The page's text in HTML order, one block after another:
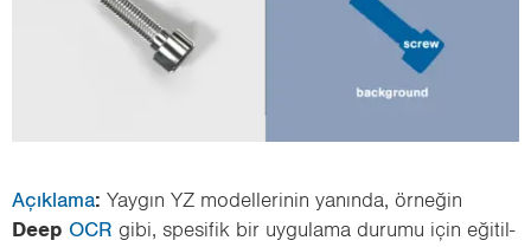
Açık­la­ma: Yay­gın YZ mo­del­le­ri­nin ya­nın­da, ör­ne­ğin
Deep OCR gibi, spe­si­fik bir uy­gu­la­ma du­ru­mu için eği­til­